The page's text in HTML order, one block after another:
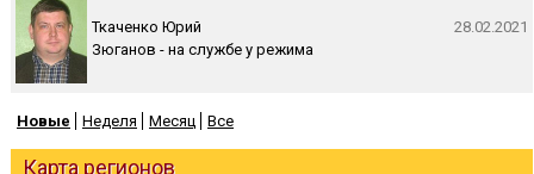
Ткаченко Юрий
28.02.2021
Зюганов - на службе у режима
Новые Неделя Месяц Все
Карта регионов